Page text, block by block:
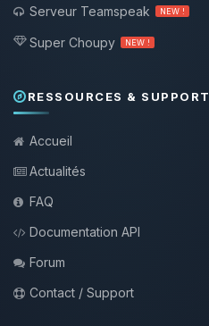
Serveur Teamspeak
NEW !
Super Choupy NEW !
RESSOURCES & SUPPORT
Accueil
Actualités
FAQ
Documentation API
Forum
Contact / Support